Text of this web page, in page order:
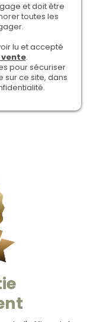
et doit être
toutes les
lu et accepté
.
pour sécuriser
ce site, dans